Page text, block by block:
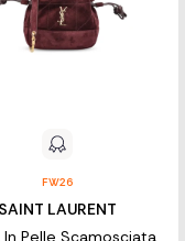
FW26
SAINT LAURENT
In Pelle Scamosciata